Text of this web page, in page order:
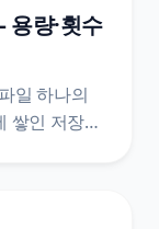
량·횟수
일 하나의
쌓인 저장